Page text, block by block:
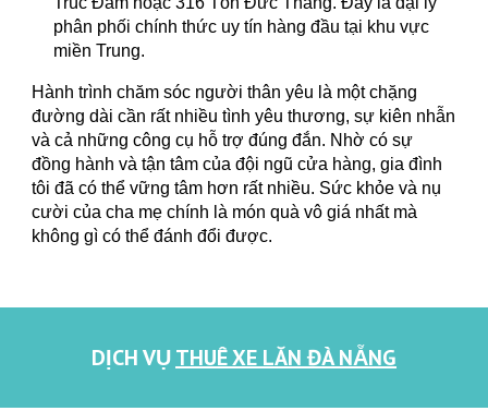
phân phối chính thức uy tín hàng đầu tại khu vực
miền Trung.
Hành trình chăm sóc người thân yêu là một chặng
đường dài cần rất nhiều tình yêu thương, sự kiên nhẫn
và cả những công cụ hỗ trợ đúng đắn. Nhờ có sự
đồng hành và tận tâm của đội ngũ cửa hàng, gia đình
tôi đã có thể vững tâm hơn rất nhiều. Sức khỏe và nụ
cười của cha mẹ chính là món quà vô giá nhất mà
không gì có thể đánh đổi được.
DỊCH VỤTHUÊ XE LĂN ĐÀ NẴNG